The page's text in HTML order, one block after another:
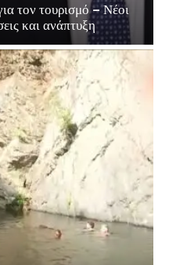
τον τουρισμό – Νέοι
και ανάπτυξη